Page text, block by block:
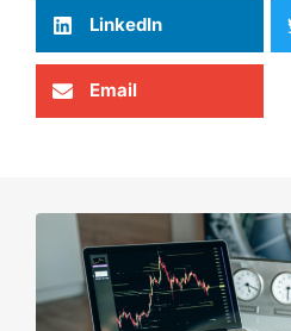
LinkedIn
Email